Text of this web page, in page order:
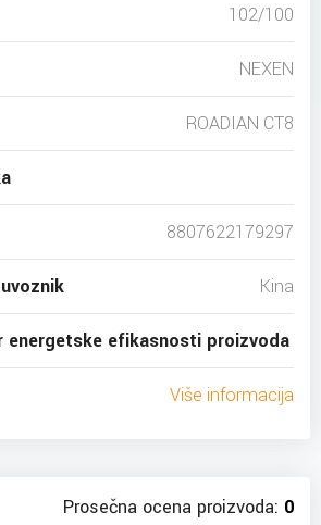
102/100
NEXEN
ROADIAN CT8
8807622179297
Kina
energetske efikasnosti proizvoda
Više informacija
Prosečna ocena proizvoda: 0